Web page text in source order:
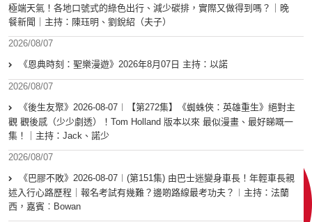
極端天氣！各地口號式的綠色出行、減少碳排，實際又做得到嗎？｜晚
餐新聞｜主持：陳珏明、劉銳紹（夫子）
2026/08/07
《恩典時刻：聖樂漫遊》2026年8月07日 主持：以諾
2026/08/07
《後生友聚》2026-08-07︱【第272集】《蜘蛛俠：英雄重生》絕對主
觀 觀後感（少少劇透）！Tom Holland 版本以來 最似漫畫、最好睇嘅一
集！｜主持：Jack、諾少
2026/08/07
《巴膠不敗》2026-08-07︱(第151集) 由巴士迷變身車長！年輕車長親
述入行心路歷程｜報名考試有幾難？邊啲路線最考功夫？︱主持：法蘭
西，嘉賓︰Bowan